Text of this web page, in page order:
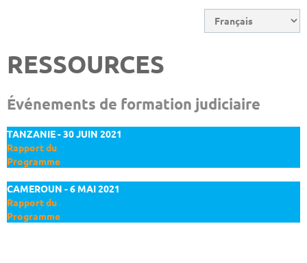
RESSOURCES
Événements de formation judiciaire
TANZANIE - 30 JUIN 2021
Rapport du
Programme
CAMEROUN - 6 MAI 2021
Rapport du
Programme